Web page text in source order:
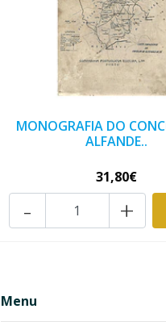
MONOGRAFIA DO
ALFANDE..
31,80€
+
-
Menu